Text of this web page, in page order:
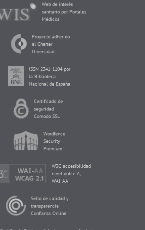
Web de interés
sanitario por Portales
Médicos
Proyecto adherido
al Charter
Diversidad
ISSN 2341-1104 por
la Biblioteca
Nacional de España
Certificado de
seguridad
Comodo SSL
Wordfence
Security
Premium
W3C accesibilidad
nivel doble A,
WAI-AA
Sello de calidad y
transparencia
Confianza Online